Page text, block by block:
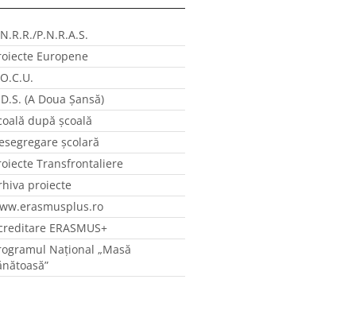
P.N.R.A.S.
Europene
(A Doua Șansă)
după școală
școlară
Transfrontaliere
proiecte
ERASMUS+
Național „Masă